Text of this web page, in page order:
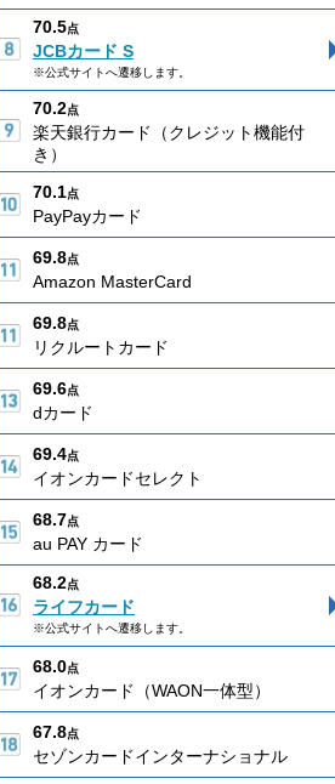
70.5点
JCBカード S
※公式サイトへ遷移します。
70.2点
楽天銀行カード（クレジット機能付
き）
70.1点
PayPayカード
69.8点
Amazon MasterCard
69.8点
リクルートカード
69.6点
dカード
69.4点
イオンカードセレクト
68.7点
au PAY カード
68.2点
ライフカード
※公式サイトへ遷移します。
68.0点
イオンカード（WAON一体型）
67.8点
セゾンカードインターナショナル